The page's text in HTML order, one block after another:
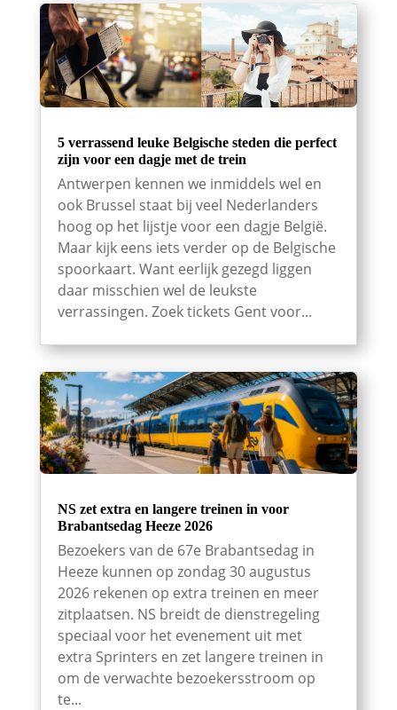
5 verrassend leuke Belgische steden die perfect
zijn voor een dagje met de trein
Antwerpen kennen we inmiddels wel en
ook Brussel staat bij veel Nederlanders
hoog op het lijstje voor een dagje België.
Maar kijk eens iets verder op de Belgische
spoorkaart. Want eerlijk gezegd liggen
daar misschien wel de leukste
verrassingen. Zoek tickets Gent voor...
NS zet extra en langere treinen in voor
Brabantsedag Heeze 2026
Bezoekers van de 67e Brabantsedag in
Heeze kunnen op zondag 30 augustus
2026 rekenen op extra treinen en meer
zitplaatsen. NS breidt de dienstregeling
speciaal voor het evenement uit met
extra Sprinters en zet langere treinen in
om de verwachte bezoekersstroom op
te...